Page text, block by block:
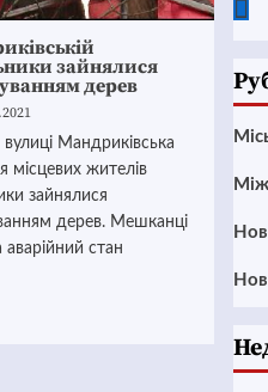
зайнялися
дерев
вулиці Мандриківська
місцевих жителів
зайнялися
дерев. Мешканці
аварійний стан